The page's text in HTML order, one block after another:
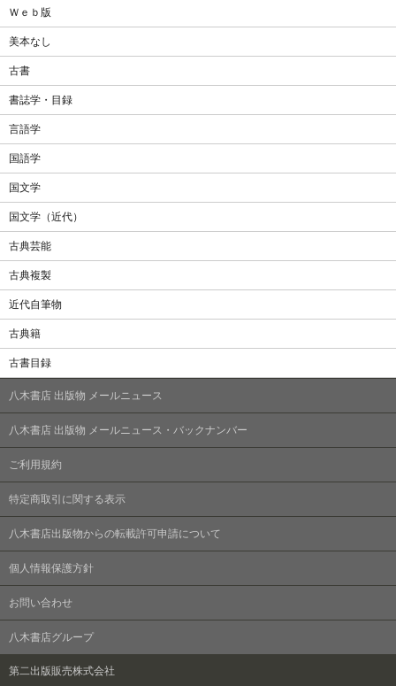
Ｗｅｂ版
美本なし
古書
書誌学・目録
言語学
国語学
国文学
国文学（近代）
古典芸能
古典複製
近代自筆物
古典籍
古書目録
八木書店 出版物 メールニュース
八木書店 出版物 メールニュース・バックナンバー
ご利用規約
特定商取引に関する表示
八木書店出版物からの転載許可申請について
個人情報保護方針
お問い合わせ
八木書店グループ
第二出版販売株式会社